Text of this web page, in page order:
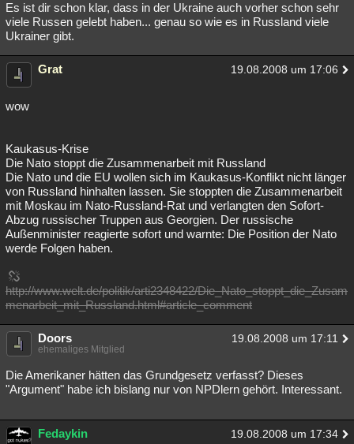
Es ist dir schon klar, dass in der Ukraine auch vorher schon sehr
viele Russen gelebt haben... genau so wie es in Russland viele
Ukrainer gibt.
Grat 19.08.2008 um 17:06
wow
Kaukasus-Krise
Die Nato stoppt die Zusammenarbeit mit Russland
Die Nato und die EU wollen sich im Kaukasus-Konflikt nicht länger
von Russland hinhalten lassen. Sie stoppten die Zusammenarbeit
mit Moskau im Nato-Russland-Rat und verlangten den Sofort-
Abzug russischer Truppen aus Georgien. Der russische
Außenminister reagierte sofort und warnte: Die Position der Nato
werde Folgen haben.
http://www.welt.de/politik/arti2348422/Die_Nato_stoppt_die_Zusam
menarbeit_mit_Russland.html#article_comment
Doors 19.08.2008 um 17:11
ehemaliges Mitglied
Die Amerikaner hätten das Grundgesetz verfasst? Dieses
"Argument" habe ich bislang nur von NPDlern gehört. Interessant.
Fedaykin 19.08.2008 um 17:34